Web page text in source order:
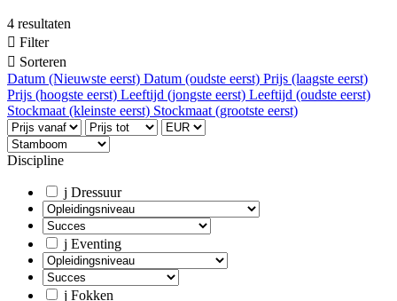
4 resultaten
 Filter
 Sorteren
Datum (Nieuwste eerst) Datum (oudste eerst) Prijs (laagste eerst)
Prijs (hoogste eerst) Leeftijd (jongste eerst) Leeftijd (oudste eerst)
Stockmaat (kleinste eerst) Stockmaat (grootste eerst)
Discipline
j Dressuur
j Eventing
j Fokken